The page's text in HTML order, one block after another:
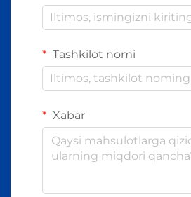
Tashkilot nomi
Xabar